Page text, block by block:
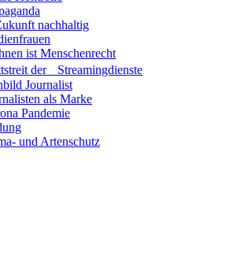
nachhaltig
ist Menschenrecht
der Streamingdienste
Journalist
als Marke
Pandemie
und Artenschutz